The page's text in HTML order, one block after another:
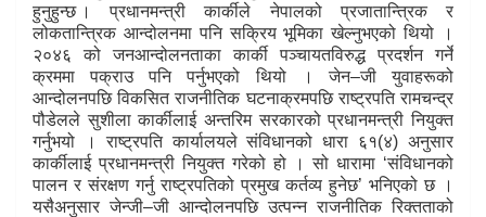
हुनुहुन्छ । प्रधानमन्त्री कार्कीले नेपालको प्रजातान्त्रिक र
लोकतान्त्रिक आन्दोलनमा पनि सक्रिय भूमिका खेल्नुभएको थियो ।
२०४६ को जनआन्दोलनताका कार्की पञ्चायतविरुद्ध प्रदर्शन गर्ने
क्रममा पक्राउ पनि पर्नुभएको थियो । जेन–जी युवाहरूको
आन्दोलनपछि विकसित राजनीतिक घटनाक्रमपछि राष्ट्रपति रामचन्द्र
पौडेलले सुशीला कार्कीलाई अन्तरिम सरकारको प्रधानमन्त्री नियुक्त
गर्नुभयो । राष्ट्रपति कार्यालयले संविधानको धारा ६१(४) अनुसार
कार्कीलाई प्रधानमन्त्री नियुक्त गरेको हो । सो धारामा ‘संविधानको
पालन र संरक्षण गर्नु राष्ट्रपतिको प्रमुख कर्तव्य हुनेछ’ भनिएको छ ।
यसैअनुसार जेन्जी–जी आन्दोलनपछि उत्पन्न राजनीतिक रिक्तताको